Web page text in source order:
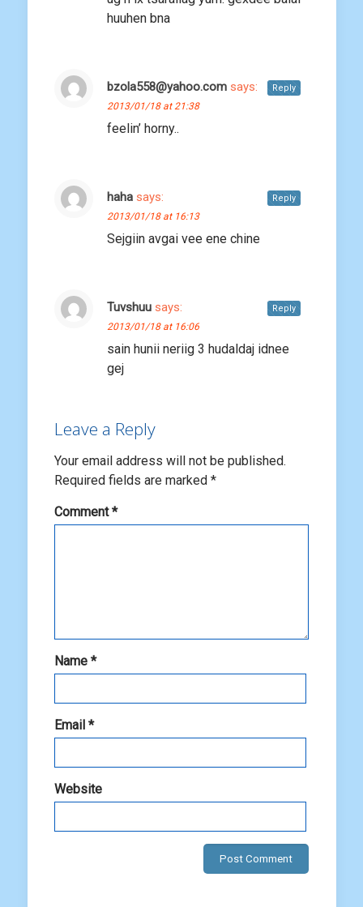
huuhen bna
bzola558@yahoo.com says:
2013/01/18 at 21:38
feelin’ horny..
Reply
haha says:
2013/01/18 at 16:13
Sejgiin avgai vee ene chine
Reply
Tuvshuu says:
2013/01/18 at 16:06
sain hunii neriig 3 hudaldaj idnee
gej
Reply
Leave a Reply
Your email address will not be published.
Required fields are marked *
Comment*
Name *
Email *
Website